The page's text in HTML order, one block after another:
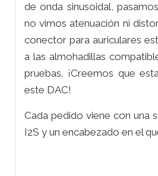
de onda sinusoidal,
no vimos atenuación ni
conector para auriculares
a las almohadillas
pruebas. ¡Creemos que
este DAC!
Cada pedido viene con una
I2S y un encabezado en el